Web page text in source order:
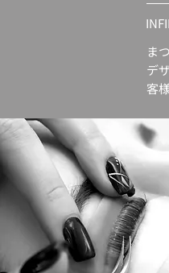
ま
デ
客